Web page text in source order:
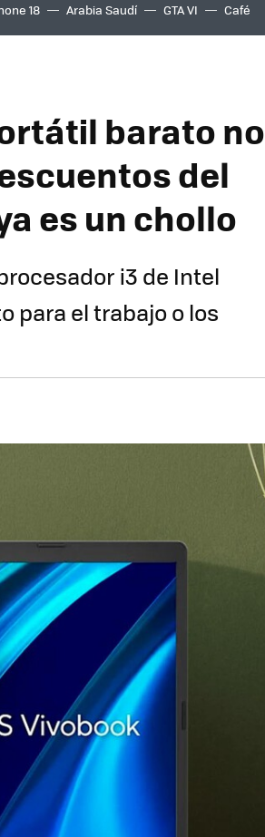
18 Arabia Saudí GTA VI Café
barato no
del
es un chollo
i3 de Intel
para el trabajo o los